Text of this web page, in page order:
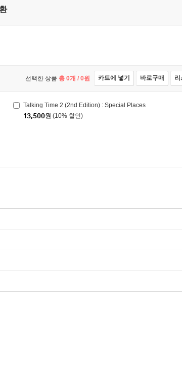
선택한 상품 총 0개 / 0원 카트에 넣기 바로구매 리
Talking Time 2 (2nd Edition) : Special Places
13,500원 (10% 할인)